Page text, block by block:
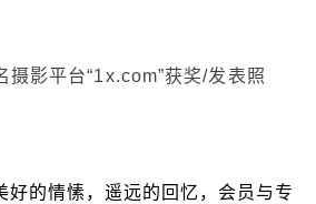
摄影平台“1x.com”获奖/发表照
好的情愫，遥远的回忆，会员与专